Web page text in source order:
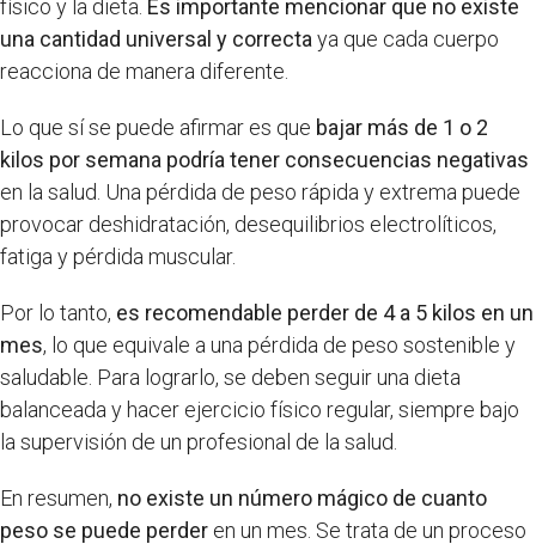
físico y la dieta. Es importante mencionar que no existe
una cantidad universal y correcta ya que cada cuerpo
reacciona de manera diferente.
Lo que sí se puede afirmar es que bajar más de 1 o 2
kilos por semana podría tener consecuencias negativas
en la salud. Una pérdida de peso rápida y extrema puede
provocar deshidratación, desequilibrios electrolíticos,
fatiga y pérdida muscular.
Por lo tanto, es recomendable perder de 4 a 5 kilos en un
mes, lo que equivale a una pérdida de peso sostenible y
saludable. Para lograrlo, se deben seguir una dieta
balanceada y hacer ejercicio físico regular, siempre bajo
la supervisión de un profesional de la salud.
En resumen, no existe un número mágico de cuanto
peso se puede perder en un mes. Se trata de un proceso